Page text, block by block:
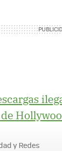
y Redes